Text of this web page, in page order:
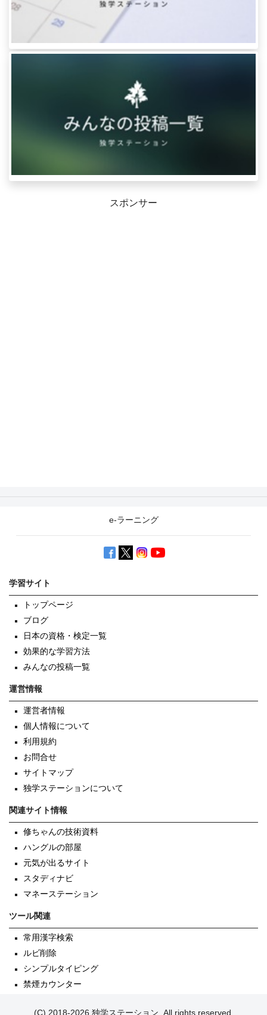
スポンサー
e-ラーニング
学習サイト
トップページ
ブログ
日本の資格・検定一覧
効果的な学習方法
みんなの投稿一覧
運営情報
運営者情報
個人情報について
利用規約
お問合せ
サイトマップ
独学ステーションについて
関連サイト情報
修ちゃんの技術資料
ハングルの部屋
元気が出るサイト
スタディナビ
マネーステーション
ツール関連
常用漢字検索
ルビ削除
シンプルタイピング
禁煙カウンター
(C) 2018-2026 独学ステーション, All rights reserved.